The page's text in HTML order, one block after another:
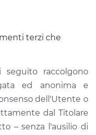
terzi che
raccolgono
ed anonima e
dell'Utente o
dal Titolare
– senza l'ausilio di